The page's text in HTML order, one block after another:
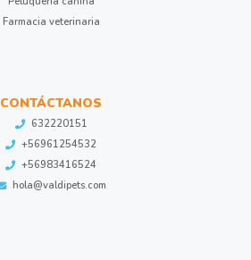
Farmacia veterinaria
CONTÁCTANOS
632220151
+56961254532
+56983416524
hola@valdipets.com